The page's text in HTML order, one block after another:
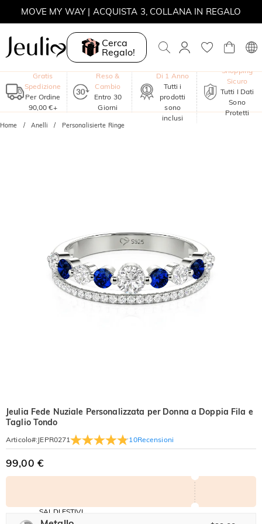
SALDI ESTIVI | -30% SUL 2° ARTICOLO | CODICE: SUMMER
MOVE MY WAY | ACQUISTA 3, COLLANA IN REGALO
Cerca
Regalo!
Gratis
Spedizione
Per Ordine
90,00 €+
Reso &
Cambio
Entro 30
Giorni
Di 1 Anno
Tutti i
prodotti
sono
inclusi
Shopping
Sicuro
Tutti I Dati
Sono
Protetti
Home Anelli Personalisierte Ringe
Jeulia Fede Nuziale Personalizzata per Donna a Doppia Fila e
Taglio Tondo
Articolo#: JEPR0271 10Recensioni
99,00 €
SALDI ESTIVI